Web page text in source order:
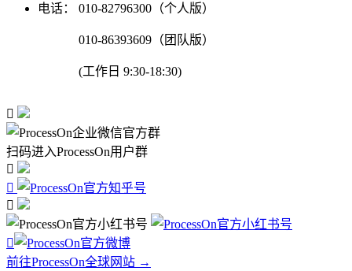
电话：
010-82796300（个人版）
010-86393609（团队版）
(工作日 9:30-18:30)

扫码进入ProcessOn用户群




前往ProcessOn全球网站 →